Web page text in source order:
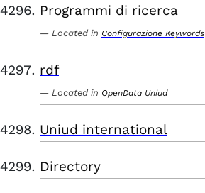
Programmi di ricerca
Located in Configurazione Keywords
rdf
Located in OpenData Uniud
Uniud international
Directory